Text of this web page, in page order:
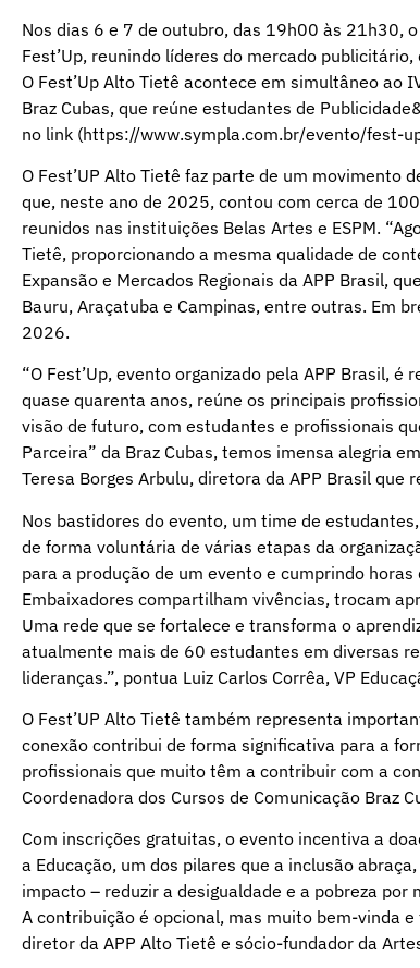
Nos dias 6 e 7 de outubro, das 19h00 às 21h30,
Fest’Up, reunindo líderes do mercado
O Fest’Up Alto Tietê acontece em simultâneo ao
Braz Cubas, que reúne estudantes de
no link (https://www.sympla.com.br/evento/
O Fest’UP Alto Tietê faz parte de um movimento
que, neste ano de 2025, contou com cerca de
reunidos nas instituições Belas Artes e ESPM.
Tietê, proporcionando a mesma qualidade de
Expansão e Mercados Regionais da APP Brasil,
Bauru, Araçatuba e Campinas, entre outras. Em
2026.
“O Fest’Up, evento organizado pela APP Brasil,
quase quarenta anos, reúne os principais
visão de futuro, com estudantes e profissionais
Parceira” da Braz Cubas, temos imensa alegria
Teresa Borges Arbulu, diretora da APP Brasil que
Nos bastidores do evento, um time de
de forma voluntária de várias etapas da
para a produção de um evento e cumprindo
Embaixadores compartilham vivências, trocam
Uma rede que se fortalece e transforma o
atualmente mais de 60 estudantes em diversas
lideranças.”, pontua Luiz Carlos Corrêa, VP
O Fest’UP Alto Tietê também representa
conexão contribui de forma significativa para a
profissionais que muito têm a contribuir com a
Coordenadora dos Cursos de Comunicação Braz
Com inscrições gratuitas, o evento incentiva a
a Educação, um dos pilares que a inclusão
impacto – reduzir a desigualdade e a pobreza
A contribuição é opcional, mas muito bem-vinda
diretor da APP Alto Tietê e sócio-fundador da